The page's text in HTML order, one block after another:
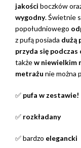
jakości boczków
wygodny. Świetnie
popołudniowego
z pufą posiada dużą
przyda się
takżew niewielkim
metrażu nie można
✅ pufa w zestawie!
✅ rozkładany
✅ bardzo elegancki